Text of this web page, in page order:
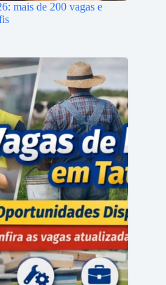
mais de 200 vagas e